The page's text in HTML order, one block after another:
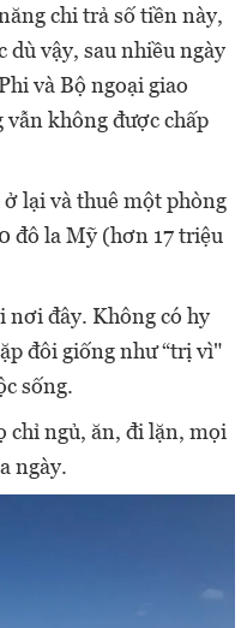
chi trả số tiền này,
vậy, sau nhiều ngày
và Bộ ngoại giao
không được chấp
lại và thuê một phòng
đô la Mỹ (hơn 17 triệu
nơi đây. Không có hy
đôi giống như “trị vì"
sống.
chỉ ngủ, ăn, đi lặn, mọi
ngày.